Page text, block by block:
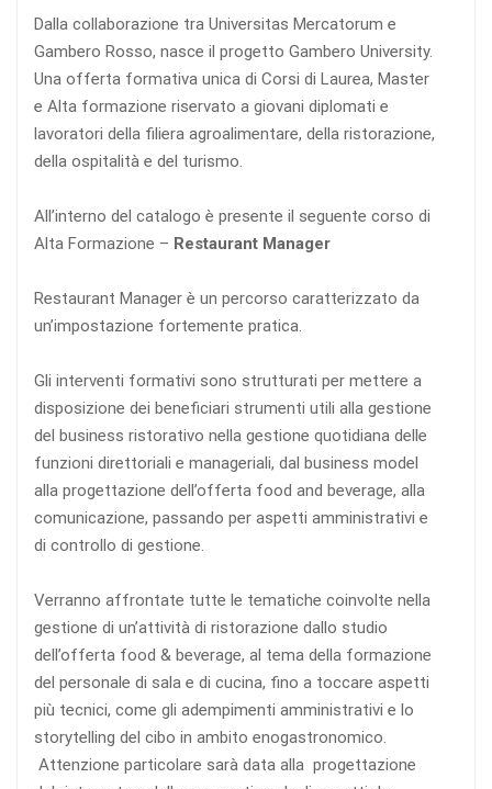
Dalla collaborazione tra Universitas Mercatorum e
Gambero Rosso, nasce il progetto Gambero University.
Una offerta formativa unica di Corsi di Laurea, Master
e Alta formazione riservato a giovani diplomati e
lavoratori della filiera agroalimentare, della ristorazione,
della ospitalità e del turismo.
All’interno del catalogo è presente il seguente corso di
Alta Formazione – Restaurant Manager
Restaurant Manager è un percorso caratterizzato da
un’impostazione fortemente pratica.
Gli interventi formativi sono strutturati per mettere a
disposizione dei beneficiari strumenti utili alla gestione
del business ristorativo nella gestione quotidiana delle
funzioni direttoriali e manageriali, dal business model
alla progettazione dell’offerta food and beverage, alla
comunicazione, passando per aspetti amministrativi e
di controllo di gestione.
Verranno affrontate tutte le tematiche coinvolte nella
gestione di un’attività di ristorazione dallo studio
dell’offerta food & beverage, al tema della formazione
del personale di sala e di cucina, fino a toccare aspetti
più tecnici, come gli adempimenti amministrativi e lo
storytelling del cibo in ambito enogastronomico.
Attenzione particolare sarà data alla progettazione